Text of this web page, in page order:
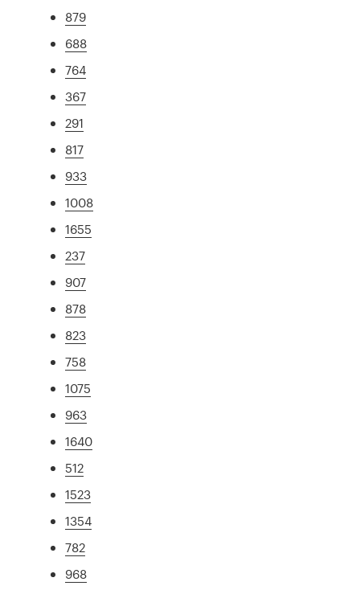
879
688
764
367
291
817
933
1008
1655
237
907
878
823
758
1075
963
1640
512
1523
1354
782
968